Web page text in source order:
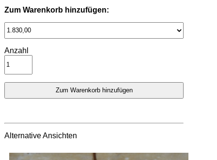
Zum Warenkorb hinzufügen:
Anzahl
Alternative Ansichten